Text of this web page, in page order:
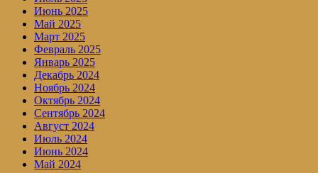
Июнь 2025
Май 2025
Март 2025
Февраль 2025
Январь 2025
Декабрь 2024
Ноябрь 2024
Октябрь 2024
Сентябрь 2024
Август 2024
Июль 2024
Июнь 2024
Май 2024